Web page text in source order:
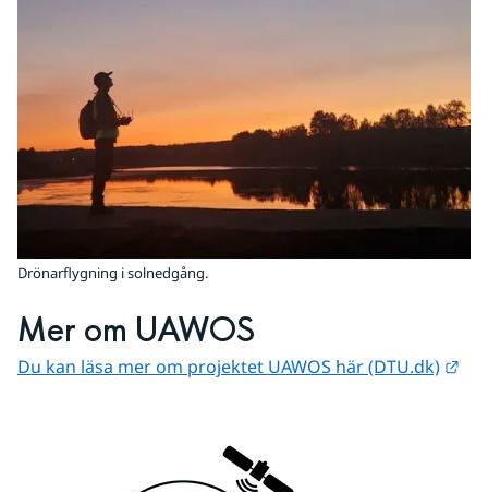
Drönarflygning i solnedgång.
Mer om UAWOS
Du kan läsa mer om projektet UAWOS här (DTU.dk)